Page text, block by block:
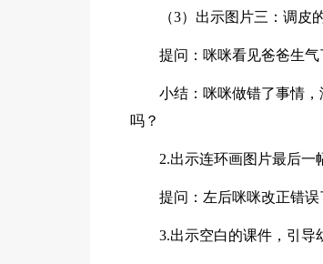
（3）出示图片三：调皮
提问：咪咪看见爸爸生
小结：咪咪做错了事情
吗？
2.出示连环画图片最后一
提问：左后咪咪改正错
3.出示空白的课件，引导